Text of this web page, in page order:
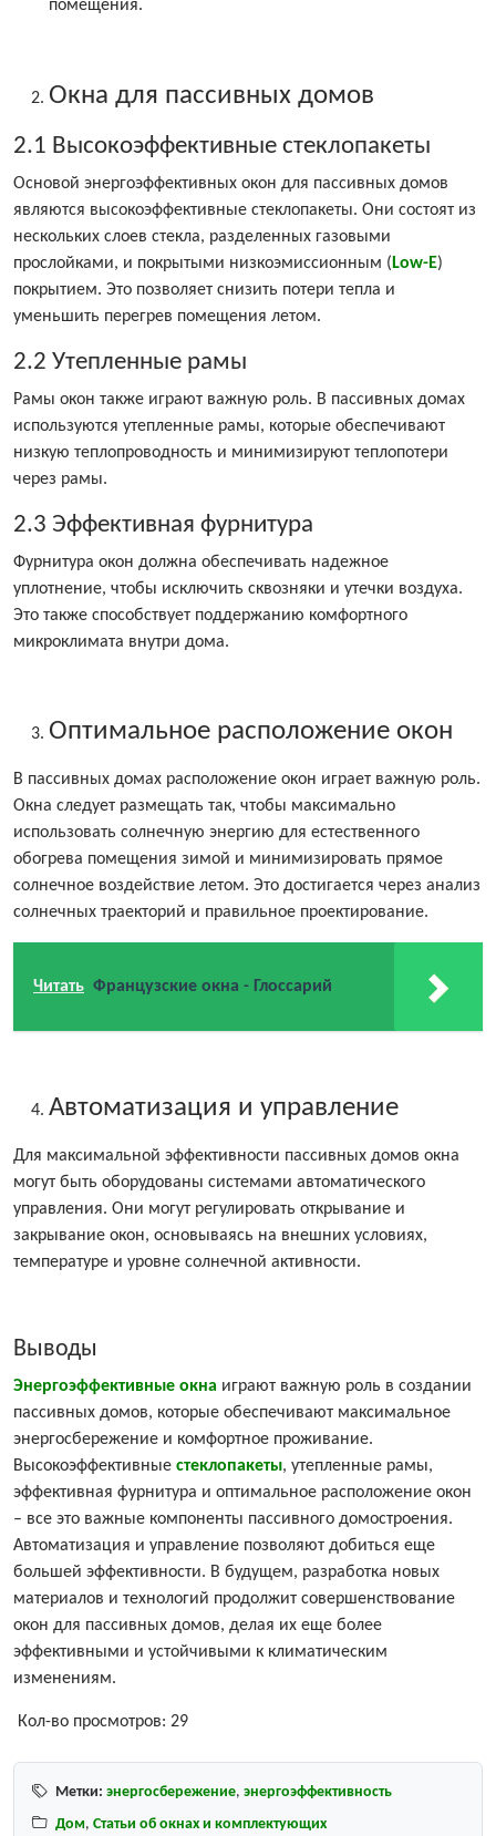
помещения.
Окна для пассивных домов
2.1 Высокоэффективные стеклопакеты
Основой энергоэффективных окон для пассивных домов
являются высокоэффективные стеклопакеты. Они состоят из
нескольких слоев стекла, разделенных газовыми
прослойками, и покрытыми низкоэмиссионным ( Low-E)
покрытием. Это позволяет снизить потери тепла и
уменьшить перегрев помещения летом.
2.2 Утепленные рамы
Рамы окон также играют важную роль. В пассивных домах
используются утепленные рамы, которые обеспечивают
низкую теплопроводность и минимизируют теплопотери
через рамы.
2.3 Эффективная фурнитура
Фурнитура окон должна обеспечивать надежное
уплотнение, чтобы исключить сквозняки и утечки воздуха.
Это также способствует поддержанию комфортного
микроклимата внутри дома.
Оптимальное расположение окон
В пассивных домах расположение окон играет важную роль.
Окна следует размещать так, чтобы максимально
использовать солнечную энергию для естественного
обогрева помещения зимой и минимизировать прямое
солнечное воздействие летом. Это достигается через анализ
солнечных траекторий и правильное проектирование.
Читать Французские окна - Глоссарий
Автоматизация и управление
Для максимальной эффективности пассивных домов окна
могут быть оборудованы системами автоматического
управления. Они могут регулировать открывание и
закрывание окон, основываясь на внешних условиях,
температуре и уровне солнечной активности.
Выводы
Энергоэффективные окна играют важную роль в создании
пассивных домов, которые обеспечивают максимальное
энергосбережение и комфортное проживание.
Высокоэффективные стеклопакеты, утепленные рамы,
эффективная фурнитура и оптимальное расположение окон
– все это важные компоненты пассивного домостроения.
Автоматизация и управление позволяют добиться еще
большей эффективности. В будущем, разработка новых
материалов и технологий продолжит совершенствование
окон для пассивных домов, делая их еще более
эффективными и устойчивыми к климатическим
изменениям.
Кол-во просмотров: 29
Метки: энергосбережение, энергоэффективность
Дом, Статьи об окнах и комплектующих